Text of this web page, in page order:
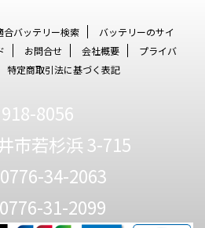
合バッテリー検索
バッテリーのサイ
お問合せ 会社概要
プライバ
特定商取引法に基づく表記
8056
市若杉浜 3-715
34-2063
31-2099